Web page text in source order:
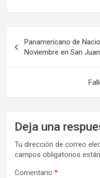
de
entradas
Panamericano de
Noviembre en San Juan
Deja una
Tu dirección de correo
campos obligatorios
Comentario *